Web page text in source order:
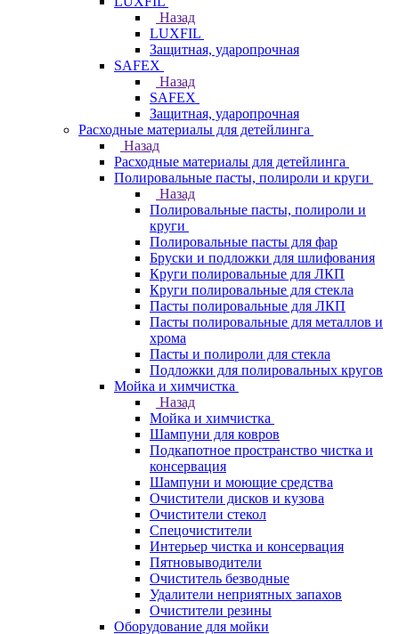
Назад
LUXFIL
Защитная, ударопрочная
SAFEX
Назад
SAFEX
Защитная, ударопрочная
Расходные материалы для детейлинга
Назад
Расходные материалы для детейлинга
Полировальные пасты, полироли и круги
Назад
Полировальные пасты, полироли и
круги
Полировальные пасты для фар
Бруски и подложки для шлифования
Круги полировальные для ЛКП
Круги полировальные для стекла
Пасты полировальные для ЛКП
Пасты полировальные для металлов и
хрома
Пасты и полироли для стекла
Подложки для полировальных кругов
Мойка и химчистка
Назад
Мойка и химчистка
Шампуни для ковров
Подкапотное пространство чистка и
консервация
Шампуни и моющие средства
Очистители дисков и кузова
Очистители стекол
Спецочистители
Интерьер чистка и консервация
Пятновыводители
Очиститель безводные
Удалители неприятных запахов
Очистители резины
Оборудование для мойки